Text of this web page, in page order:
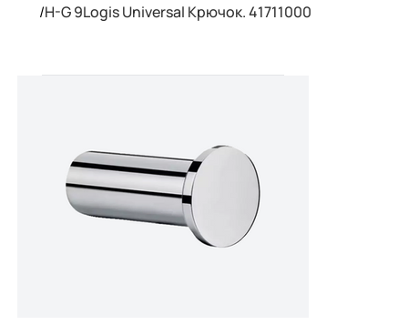
/H-G 9Logis Universal Крючок. 41711000